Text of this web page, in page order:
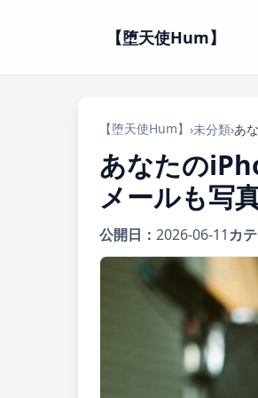
【堕天使Hum】
【堕天使Hum】 ›未分類›
あなたの
メールも写
公開日： 2026-06-11カ